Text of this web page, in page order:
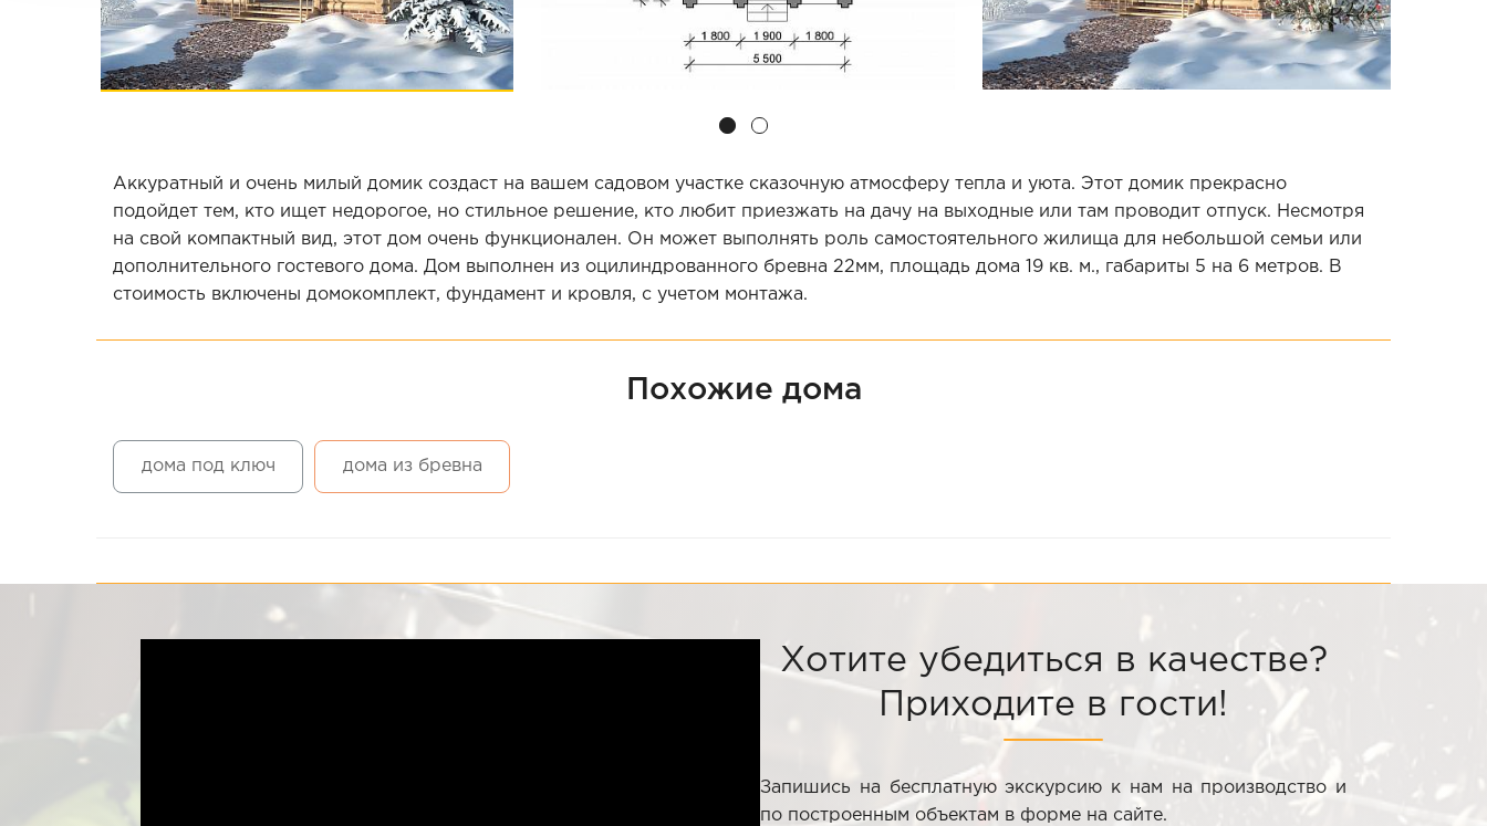
Аккуратный и очень милый домик создаст на вашем садовом участке сказочную атмосферу тепла и уюта. Этот домик прекрасно
подойдет тем, кто ищет недорогое, но стильное решение, кто любит приезжать на дачу на выходные или там проводит отпуск. Несмотря
на свой компактный вид, этот дом очень функционален. Он может выполнять роль самостоятельного жилища для небольшой семьи или
дополнительного гостевого дома. Дом выполнен из оцилиндрованного бревна 22мм, площадь дома 19 кв. м., габариты 5 на 6 метров. В
стоимость включены домокомплект, фундамент и кровля, с учетом монтажа.
Похожие дома
дома под ключ дома из бревна
Хотите убедиться в качестве?
Приходите в гости!
Запишись на бесплатную экскурсию к нам на производство и
по построенным объектам в форме на сайте.